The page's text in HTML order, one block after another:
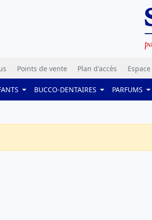
Points de vente Plan d'accès
BUCCO-DENTAIRES PARFUMS